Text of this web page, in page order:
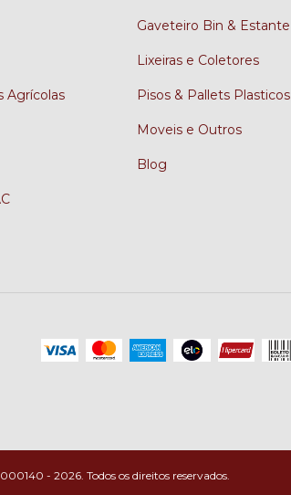
Agrícolas
Gaveteiro Bin & Estante
Lixeiras e Coletores
Pisos & Pallets Plasticos
Moveis e Outros
Blog
- 2026. Todos os direitos reservados.